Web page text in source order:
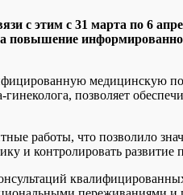
с этим с 31 марта по 6
медицинскую
позволяет
работы, что позволило
и контролировать развитие